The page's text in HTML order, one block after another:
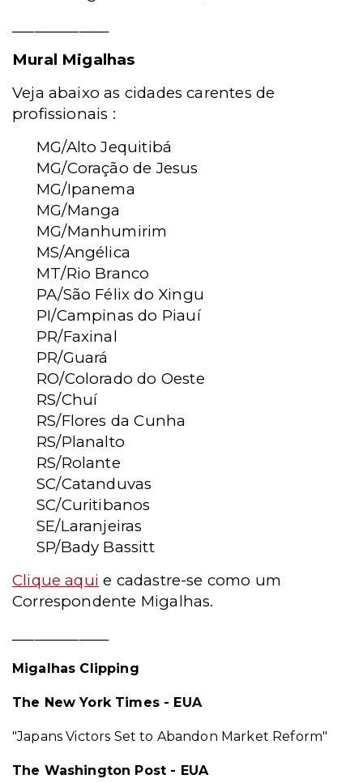
Mural Migalhas
Veja abaixo as cidades carentes de
profissionais :
MG/Alto Jequitibá
MG/Coração de Jesus
MG/Ipanema
MG/Manga
MG/Manhumirim
MS/Angélica
MT/Rio Branco
PA/São Félix do Xingu
PI/Campinas do Piauí
PR/Faxinal
PR/Guará
RO/Colorado do Oeste
RS/Chuí
RS/Flores da Cunha
RS/Planalto
RS/Rolante
SC/Catanduvas
SC/Curitibanos
SE/Laranjeiras
SP/Bady Bassitt
Clique aqui e cadastre-se como um
Correspondente Migalhas.
Migalhas Clipping
The New York Times - EUA
"Japans Victors Set to Abandon Market Reform"
The Washington Post - EUA